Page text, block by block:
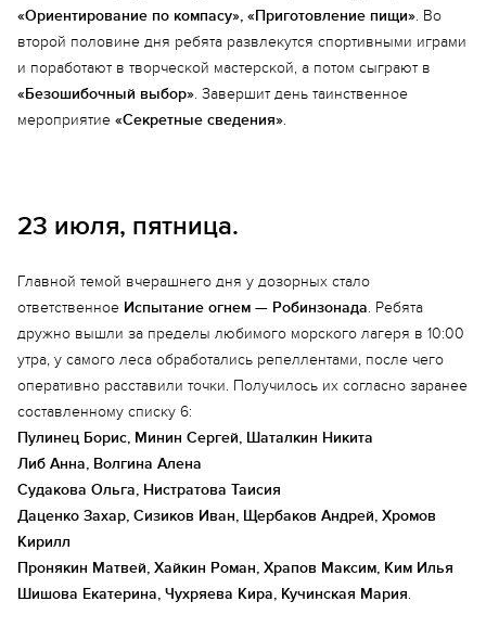
«Ориентирование по компасу», «Приготовление пищи». Во
второй половине дня ребята развлекутся спортивными играми
и поработают в творческой мастерской, а потом сыграют в
«Безошибочный выбор». Завершит день таинственное
мероприятие «Секретные сведения».
23 июля, пятница.
Главной темой вчерашнего дня у дозорных стало
ответственное Испытание огнем — Робинзонада. Ребята
дружно вышли за пределы любимого морского лагеря в 10:00
утра, у самого леса обработались репеллентами, после чего
оперативно расставили точки. Получилось их согласно заранее
составленному списку 6:
Пулинец Борис, Минин Сергей, Шаталкин Никита
Либ Анна, Волгина Алена
Судакова Ольга, Нистратова Таисия
Даценко Захар, Сизиков Иван, Щербаков Андрей, Хромов
Кирилл
Пронякин Матвей, Хайкин Роман, Храпов Максим, Ким Илья
Шишова Екатерина, Чухряева Кира, Кучинская Мария.